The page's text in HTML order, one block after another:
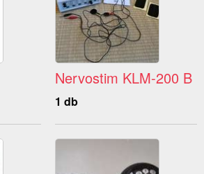
Nervostim KLM-200 B
1 db